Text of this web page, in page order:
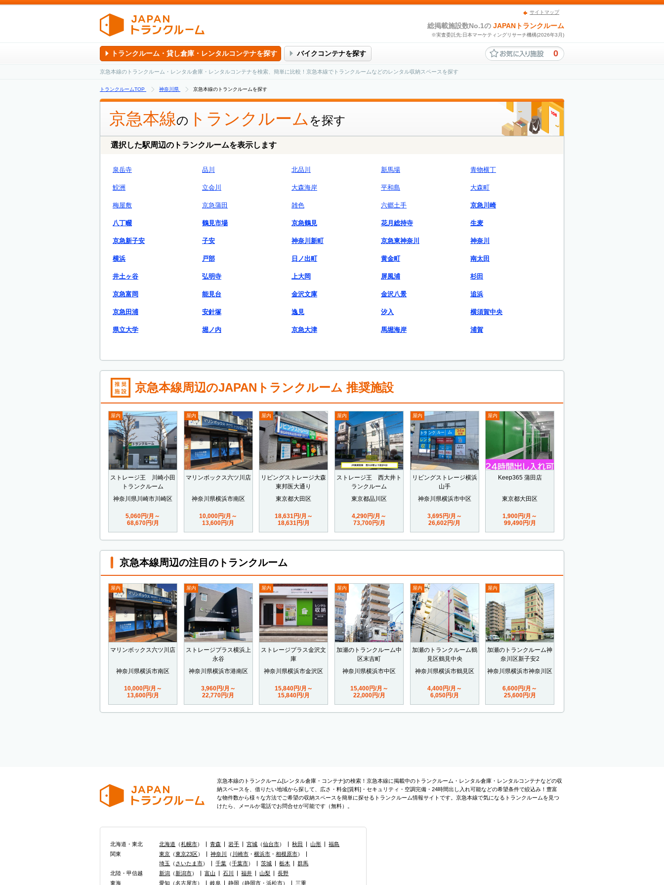
サイトマップ
総掲載施設数No.1の JAPANトランクルーム
※実査委託先:日本マーケティングリサーチ機構(2026年3月)
トランクルーム・貸し倉庫・レンタルコンテナを探す バイクコンテナを探す 0
京急本線のトランクルーム・レンタル倉庫・レンタルコンテナを検索、簡単に比較！京急本線でトランクルームなどのレンタル収納スペースを探す
トランクルームTOP 神奈川県 京急本線のトランクルームを探す
京急本線の トランクルーム を探す
選択した駅周辺のトランクルームを表示します
泉岳寺 品川 北品川 新馬場 青物横丁
鮫洲 立会川 大森海岸 平和島 大森町
梅屋敷 京急蒲田 雑色 六郷土手 京急川崎
八丁畷 鶴見市場 京急鶴見 花月総持寺 生麦
京急新子安 子安 神奈川新町 京急東神奈川 神奈川
横浜 戸部 日ノ出町 黄金町 南太田
井土ヶ谷 弘明寺 上大岡 屏風浦 杉田
京急富岡 能見台 金沢文庫 金沢八景 追浜
京急田浦 安針塚 逸見 汐入 横須賀中央
県立大学 堀ノ内 京急大津 馬堀海岸 浦賀
京急本線周辺のJAPANトランクルーム 推奨施設
屋内
ストレージ王 川崎小田
トランクルーム
神奈川県川崎市川崎区
5,060円/月～
68,670円/月
屋内
マリンボックス六ツ川店
神奈川県横浜市南区
10,000円/月～
13,600円/月
屋内
リビングストレージ大森
東邦医大通り
東京都大田区
18,631円/月～
18,631円/月
屋内
ストレージ王 西大井ト
ランクルーム
東京都品川区
4,290円/月～
73,700円/月
屋内
リビングストレージ横浜
山手
神奈川県横浜市中区
3,695円/月～
26,602円/月
屋内
Keep365 蒲田店
東京都大田区
1,900円/月～
99,490円/月
京急本線周辺の注目のトランクルーム
屋内
マリンボックス六ツ川店
神奈川県横浜市南区
10,000円/月～
13,600円/月
屋内
ストレージプラス横浜上
永谷
神奈川県横浜市港南区
3,960円/月～
22,770円/月
屋内
ストレージプラス金沢文
庫
神奈川県横浜市金沢区
15,840円/月～
15,840円/月
屋内
加瀬のトランクルーム中
区末吉町
神奈川県横浜市中区
15,400円/月～
22,000円/月
屋内
加瀬のトランクルーム鶴
見区鶴見中央
神奈川県横浜市鶴見区
4,400円/月～
6,050円/月
屋内
加瀬のトランクルーム神
奈川区新子安2
神奈川県横浜市神奈川区
6,600円/月～
25,600円/月
京急本線のトランクルーム[レンタル倉庫・コンテナ]の検索！京急本線に掲載中のトランクルーム・レンタル倉庫・レンタルコンテナなどの収
納スペースを、借りたい地域から探して、広さ・料金[賃料]・セキュリティ・空調完備・24時間出し入れ可能などの希望条件で絞込み！豊富
な物件数から様々な方法でご希望の収納スペースを簡単に探せるトランクルーム情報サイトです。京急本線で気になるトランクルームを見つ
けたら、メールか電話でお問合せが可能です（無料）。
北海道・東北 北海道 （札幌市） 青森 岩手 宮城 （仙台市） 秋田 山形
福島
関東
東京 （東京23区） 神奈川 （ 川崎市 ・横浜市 ・相模原市）
埼玉
（さいたま市） 千葉 （千葉市） 茨城 栃木
群馬
北陸・甲信越
新潟 （新潟市） 富山 石川 福井 山梨
長野
東海
愛知 （名古屋市） 岐阜 静岡 （静岡市 ・浜松市） 三重